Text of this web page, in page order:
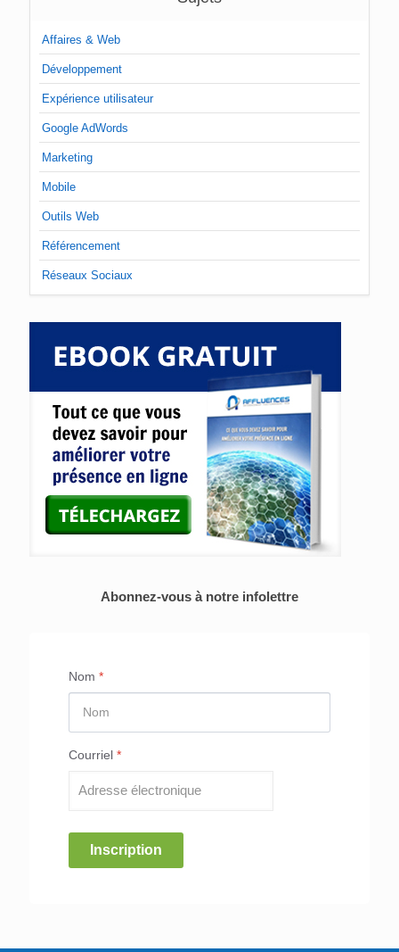
Affaires & Web
Développement
Expérience utilisateur
Google AdWords
Marketing
Mobile
Outils Web
Référencement
Réseaux Sociaux
Abonnez-vous à notre infolettre
Nom *
Courriel *
Inscription